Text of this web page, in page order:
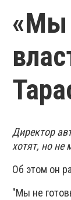
«Мы
Директор
хотят, но не
Об этом он
"Мы не